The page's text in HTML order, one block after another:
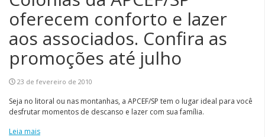
oferecem conforto e lazer
aos associados. Confira as
promoções até julho
23 de fevereiro de 2010
Seja no litoral ou nas montanhas, a APCEF/SP tem o lugar ideal para você
desfrutar momentos de descanso e lazer com sua família.
Leia mais